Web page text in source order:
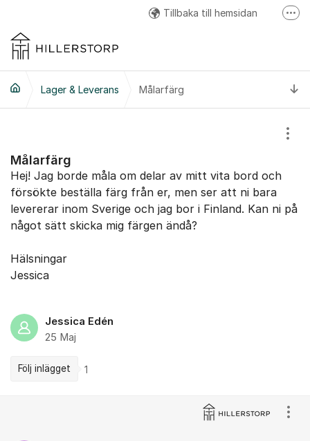
Tillbaka till hemsidan
Hillerstorp Youtube
Lager & Leverans Målarfärg
Målarfärg
Hej! Jag borde måla om delar av mitt vita bord och
försökte beställa färg från er, men ser att ni bara
levererar inom Sverige och jag bor i Finland. Kan ni på
något sätt skicka mig färgen ändå?
Hälsningar
Jessica
Jessica Edén
25 Maj
Följ inlägget 1